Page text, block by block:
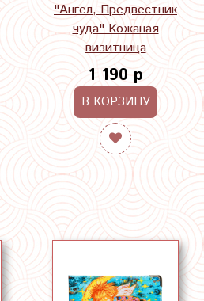
"Ангел, Предвестник
чуда" Кожаная
визитница
1 190 р
В КОРЗИНУ